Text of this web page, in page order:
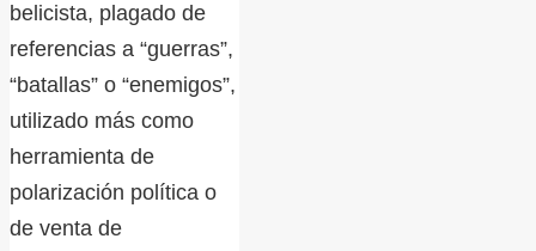
belicista, plagado de
referencias a “guerras”,
“batallas” o “enemigos”,
utilizado más como
herramienta de
polarización política o
de venta de